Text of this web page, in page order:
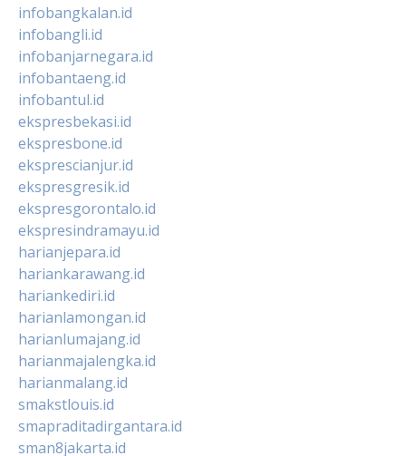
infobangkalan.id
infobangli.id
infobanjarnegara.id
infobantaeng.id
infobantul.id
ekspresbekasi.id
ekspresbone.id
eksprescianjur.id
ekspresgresik.id
ekspresgorontalo.id
ekspresindramayu.id
harianjepara.id
hariankarawang.id
hariankediri.id
harianlamongan.id
harianlumajang.id
harianmajalengka.id
harianmalang.id
smakstlouis.id
smapraditadirgantara.id
sman8jakarta.id